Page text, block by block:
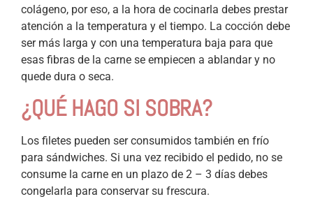
colágeno, por eso, a la hora de cocinarla debes prestar
atención a la temperatura y el tiempo. La cocción debe
ser más larga y con una temperatura baja para que
esas fibras de la carne se empiecen a ablandar y no
quede dura o seca.
¿QUÉ HAGO SI SOBRA?
Los filetes pueden ser consumidos también en frío
para sándwiches. Si una vez recibido el pedido, no se
consume la carne en un plazo de 2 – 3 días debes
congelarla para conservarsu frescura.